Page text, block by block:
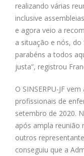
realizando várias
inclusive
e agora veio a
a situação e nós,
parabéns a todos
justa”, registrou
O SINSERPU-JF
profissionais de
setembro de 2020.
após ampla reunião
outros
conseguiu que a